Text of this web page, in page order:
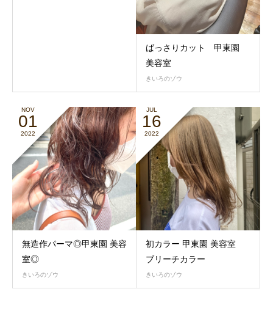
ばっさりカット 甲東園
美容室
きいろのゾウ
NOV
01
2022
無造作パーマ◎甲東園 美容
室◎
きいろのゾウ
JUL
16
2022
初カラー 甲東園 美容室
ブリーチカラー
きいろのゾウ